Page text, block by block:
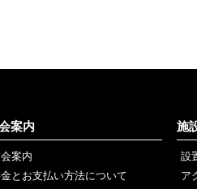
案内
会案内
とお支払い方法について
施
設
ア